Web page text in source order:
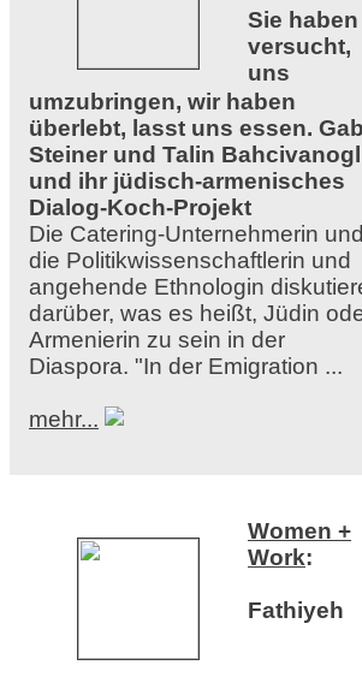
Sie haben
versucht,
uns
umzubringen, wir haben
überlebt, lasst uns essen.
Steiner und Talin
und ihr jüdisch-armenisches
Dialog-Koch-Projekt
Die Catering-Unternehmerin
die Politikwissenschaftlerin und
angehende Ethnologin
darüber, was es heißt, Jüdin
Armenierin zu sein in der
Diaspora. "In der Emigration ...
mehr...
Women +
Work:
Fathiyeh